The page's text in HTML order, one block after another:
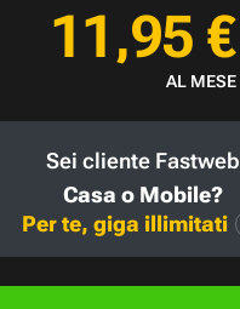
11,95 €
AL MESE
Sei cliente Fastweb
Casa o Mobile?
Per te, giga illimitati